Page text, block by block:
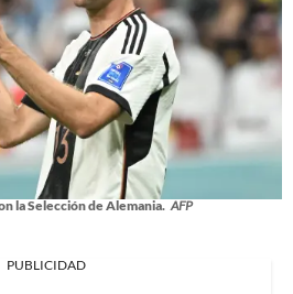
la Selección de Alemania. AFP
PUBLICIDAD